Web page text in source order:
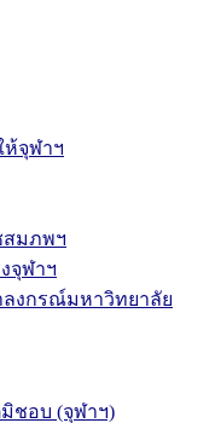
ห้จุฬาฯ
สมภพฯ
จุฬาฯ
ลงกรณ์มหาวิทยาลัย
ชอบ (จุฬาฯ)